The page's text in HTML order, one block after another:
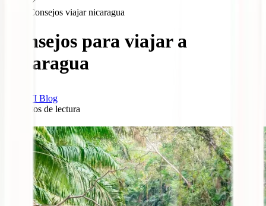
Consejos viajar nicaragua
Consejos para viajar a
Nicaragua
IATI Blog
minutos de lectura